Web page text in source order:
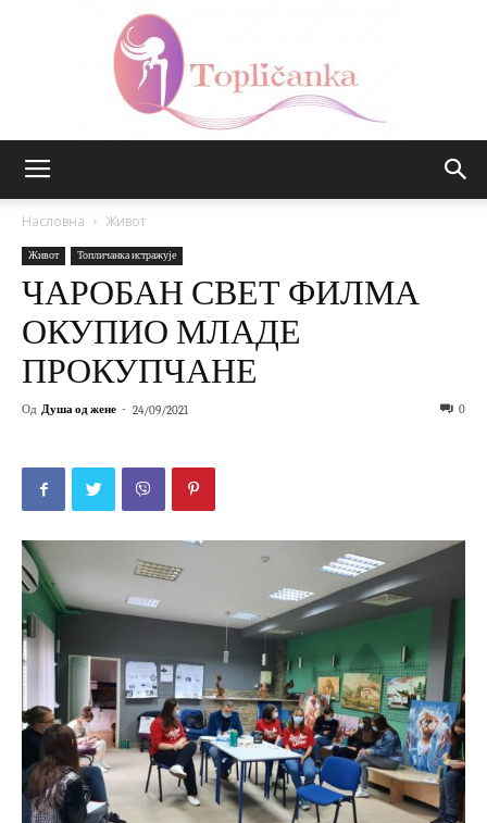
Насловна Живот
Живот Топличанка истражује
ЧАРОБАН СВЕТ ФИЛМА
ОКУПИО МЛАДЕ
ПРОКУПЧАНЕ
Од Душа од жене - 24/09/2021 0